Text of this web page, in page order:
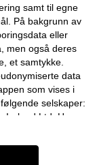
samt til egne
På bakgrunn av
eller
men også deres
et samtykke.
data
som vises i
selskaper:
Ireland Ltd, Hurra
Pinterest Europe
Information